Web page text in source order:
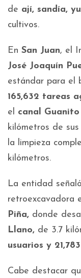
de ají, sandía,
cultivos.
En San Juan, el
José Joaquín
estándar para el
165,632 tareas
el canal Guanito
kilómetros de
la limpieza
kilómetros.
La entidad
retroexcavadora
Piña, donde
Llano, de 3.7
usuarios y
Cabe destacar